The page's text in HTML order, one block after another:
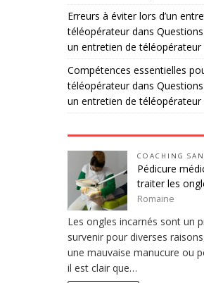
Erreurs à éviter lors d’un
téléopérateurdans
un entretien de téléopérateur
Compétences essentielles
téléopérateurdans
un entretien de téléopérateur
COACHING
Pédicure
traiter les
Romaine
Les ongles incarnés sont un
survenir pour diverses
une mauvaise manucure ou
il est clair que…